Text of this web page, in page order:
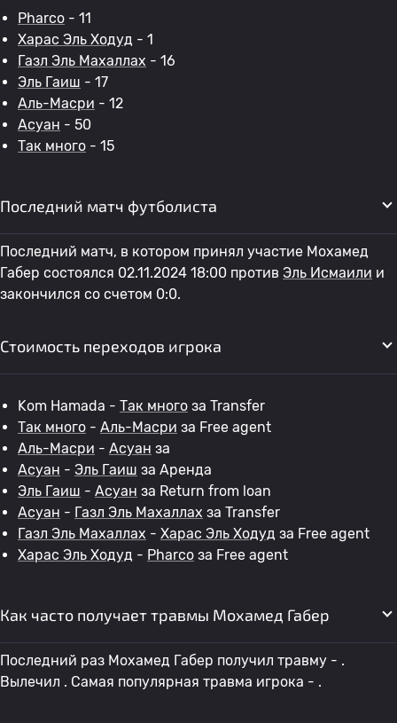
Pharco - 11
Харас Эль Ходуд - 1
Газл Эль Махаллах - 16
Эль Гаиш - 17
Аль-Масри - 12
Асуан - 50
Так много - 15
Последний матч футболиста
Последний матч, в котором принял участие Мохамед
Габер состоялся 02.11.2024 18:00 против Эль Исмаили и
закончился со счетом 0:0.
Стоимость переходов игрока
Kom Hamada - Так много за Transfer
Так много - Аль-Масри за Free agent
Аль-Масри - Асуан за
Асуан - Эль Гаиш за Аренда
Эль Гаиш - Асуан за Return from loan
Асуан - Газл Эль Махаллах за Transfer
Газл Эль Махаллах - Харас Эль Ходуд за Free agent
Харас Эль Ходуд - Pharco за Free agent
Как часто получает травмы Мохамед Габер
Последний раз Мохамед Габер получил травму - .
Вылечил . Самая популярная травма игрока - .